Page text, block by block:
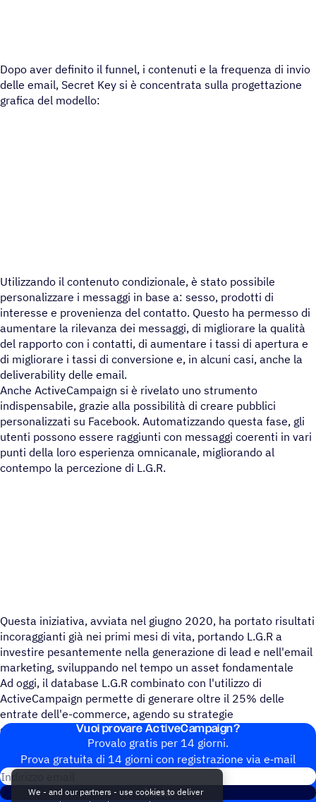
Dopo aver definito il funnel, i contenuti e la frequenza di invio
delle email, Secret Key si è concentrata sulla progettazione
grafica del modello:
Utilizzando il contenuto condizionale, è stato possibile
personalizzare i messaggi in base a: sesso, prodotti di
interesse e provenienza del contatto. Questo ha permesso di
aumentare la rilevanza dei messaggi, di migliorare la qualità
del rapporto con i contatti, di aumentare i tassi di apertura e
di migliorare i tassi di conversione e, in alcuni casi, anche la
deliverability delle email.
Anche ActiveCampaign si è rivelato uno strumento
indispensabile, grazie alla possibilità di creare pubblici
personalizzati su Facebook. Automatizzando questa fase, gli
utenti possono essere raggiunti con messaggi coerenti in vari
punti della loro esperienza omnicanale, migliorando al
contempo la percezione di L.G.R.
Questa iniziativa, avviata nel giugno 2020, ha portato risultati
incoraggianti già nei primi mesi di vita, portando L.G.R a
investire pesantemente nella generazione di lead e nell'email
marketing, sviluppando nel tempo un asset fondamentale
Ad oggi, il database L.G.R combinato con l'utilizzo di
ActiveCampaign permette di generare oltre il 25% delle
entrate dell'e-commerce, agendo su strategie
comportamentali per acquirenti occasionali e clienti abituali.
Vuoi provare ActiveCampaign?
Provalo gratis per 14 giorni.
Prova gratuita di 14 giorni con regi­stra­zione via e‑mail
Indirizzo email
Inizia
We - and our partners - use cookies to deliver